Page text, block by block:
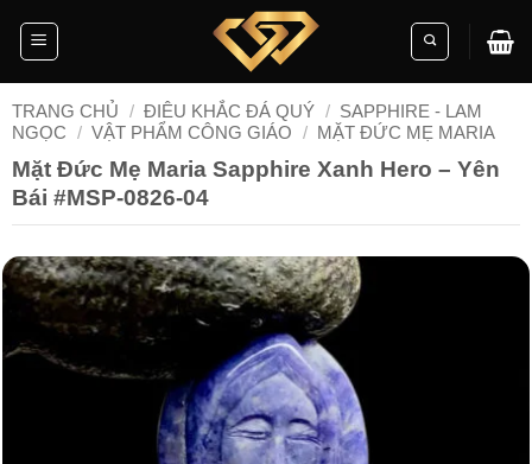
TRANG CHỦ / ĐIÊU KHẮC ĐÁ QUÝ / SAPPHIRE - LAM
NGỌC / VẬT PHẨM CÔNG GIÁO / MẶT ĐỨC MẸ MARIA
Mặt Đức Mẹ Maria Sapphire Xanh Hero – Yên
Bái #MSP-0826-04